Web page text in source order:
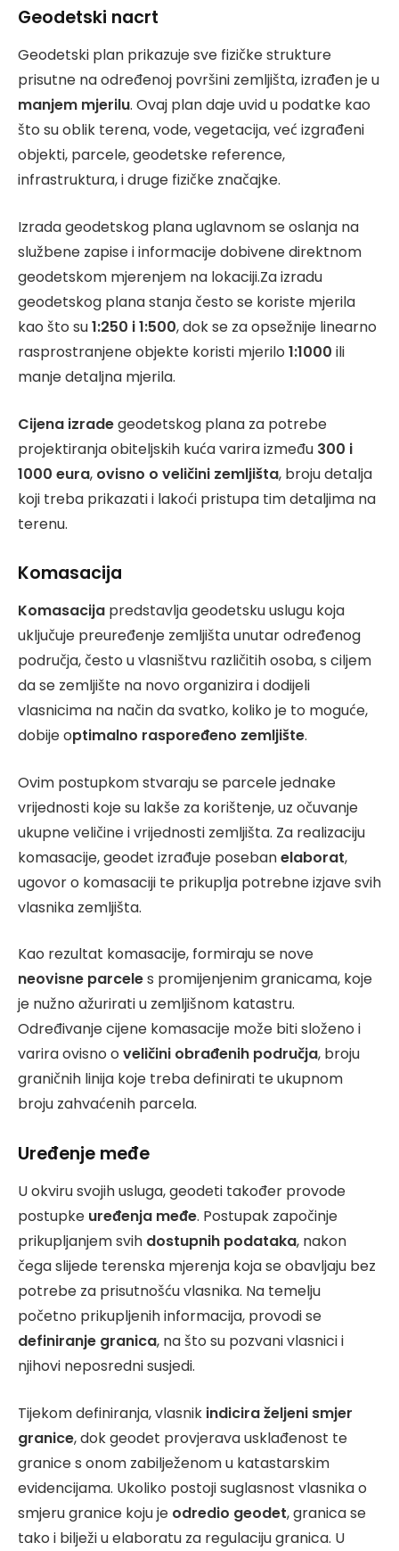
Geodetski nacrt
Geodetski plan prikazuje sve fizičke strukture
prisutne na određenoj površini zemljišta, izrađen je u
manjem mjerilu. Ovaj plan daje uvid u podatke kao
što su oblik terena, vode, vegetacija, već izgrađeni
objekti, parcele, geodetske reference,
infrastruktura, i druge fizičke značajke.
Izrada geodetskog plana uglavnom se oslanja na
službene zapise i informacije dobivene direktnom
geodetskom mjerenjem na lokaciji.Za izradu
geodetskog plana stanja često se koriste mjerila
kao što su1:250 i 1:500, dok se za opsežnije linearno
rasprostranjene objekte koristi mjerilo 1:1000 ili
manje detaljna mjerila.
Cijena izradegeodetskog plana za potrebe
projektiranja obiteljskih kuća varira između 300 i
1000 eura, ovisno o veličini zemljišta, broju detalja
koji treba prikazati i lakoći pristupa tim detaljima na
terenu.
Komasacija
Komasacija predstavlja geodetsku uslugu koja
uključuje preuređenje zemljišta unutar određenog
područja, često u vlasništvu različitih osoba, s ciljem
da se zemljište na novo organizira i dodijeli
vlasnicima na način da svatko, koliko je to moguće,
dobije optimalno raspoređeno zemljište.
Ovim postupkom stvaraju se parcele jednake
vrijednosti koje su lakše za korištenje, uz očuvanje
ukupne veličine i vrijednosti zemljišta. Za realizaciju
komasacije, geodet izrađuje posebanelaborat,
ugovor o komasaciji te prikuplja potrebne izjave svih
vlasnika zemljišta.
Kao rezultat komasacije, formiraju se nove
neovisne parceles promijenjenim granicama, koje
je nužno ažurirati u zemljišnom katastru.
Određivanje cijene komasacije može biti složeno i
varira ovisno o veličini obrađenih područja, broju
graničnih linija koje treba definirati te ukupnom
broju zahvaćenih parcela.
Uređenje međe
U okviru svojih usluga, geodeti također provode
postupke uređenja međe. Postupak započinje
prikupljanjem svih dostupnih podataka, nakon
čega slijede terenska mjerenja koja se obavljaju bez
potrebe za prisutnošću vlasnika. Na temelju
početno prikupljenih informacija, provodi se
definiranje granica, na što su pozvani vlasnici i
njihovi neposredni susjedi.
Tijekom definiranja, vlasnik indicira željeni smjer
granice, dok geodet provjerava usklađenost te
granice s onom zabilježenom u katastarskim
evidencijama. Ukoliko postoji suglasnost vlasnika o
smjeru granice koju je odredio geodet, granica se
tako i bilježi u elaboratu za regulaciju granica. U